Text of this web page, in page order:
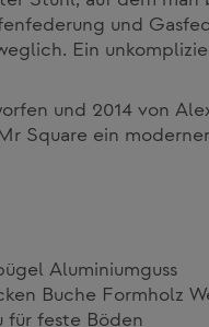
und
Ein
und 2014 von
Square ein
Aluminiumguss
Buche Formholz
für feste Böden